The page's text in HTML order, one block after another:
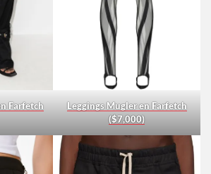
Farfetch
Leggings Mugler en Farfetch
($7,000)